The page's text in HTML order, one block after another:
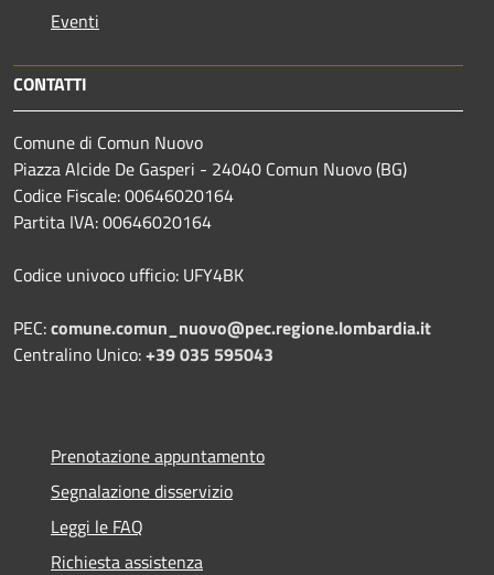
Eventi
CONTATTI
Comune di Comun Nuovo
Piazza Alcide De Gasperi - 24040 Comun Nuovo (BG)
Codice Fiscale: 00646020164
Partita IVA: 00646020164
Codice univoco ufficio: UFY4BK
PEC:comune.comun_nuovo@pec.regione.lombardia.it
Centralino Unico:+39 035 595043
Prenotazione appuntamento
Segnalazione disservizio
Leggi le FAQ
Richiesta assistenza